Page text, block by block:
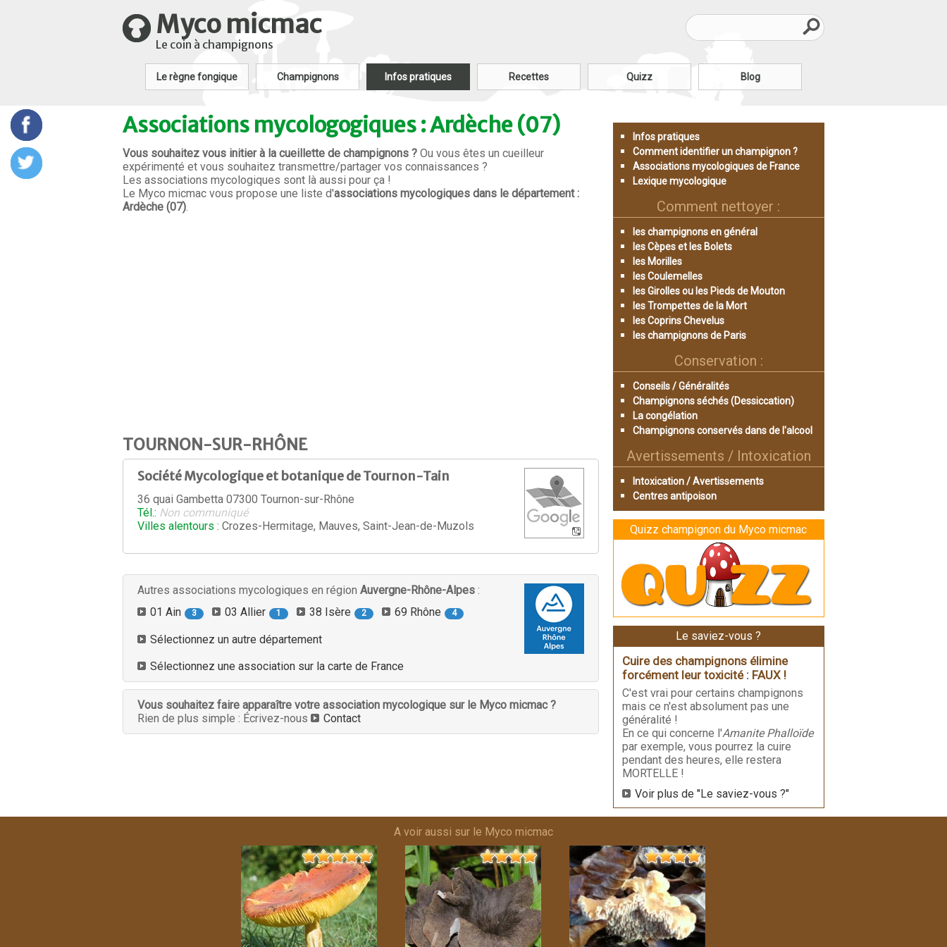
Myco micmac
Le coin à champignons
Le règne fongique Champignons Infos pratiques Recettes Quizz Blog
Associations mycologogiques : Ardèche (07)
Vous souhaitez vous initier à la cueillette de champignons ?Ou vous êtes un cueilleur
expérimenté et vous souhaitez transmettre/partager vos connaissances ?
Les associations mycologiques sont là aussi pour ça !
Le Myco micmac vous propose une liste d'associations mycologiques dans le département :
Ardèche (07).
TOURNON-SUR-RHÔNE
Société Mycologique et botanique de Tournon-Tain
36 quai Gambetta 07300 Tournon-sur-Rhône
Tél.: Non communiqué
Villes alentours : Crozes-Hermitage, Mauves, Saint-Jean-de-Muzols
Autres associations mycologiques en région Auvergne-Rhône-Alpes:
01 Ain
3 03 Allier 1 38 Isère 2 69 Rhône 4
Sélectionnez un autre département
Sélectionnez une association sur la carte de France
Vous souhaitez faire apparaître votre association mycologique sur le Myco micmac ?
Rien de plus simple : Écrivez-nous
Contact
Infos pratiques
Comment identifier un champignon ?
Associations mycologiques de France
Lexique mycologique
Comment nettoyer :
les champignons en général
les Cèpes et les Bolets
les Morilles
les Coulemelles
les Girolles ou les Pieds de Mouton
les Trompettes de la Mort
les Coprins Chevelus
les champignons de Paris
Conservation :
Conseils / Généralités
Champignons séchés (Dessiccation)
La congélation
Champignons conservés dans de l'alcool
Avertissements / Intoxication
Intoxication / Avertissements
Centres antipoison
Quizz champignon du Myco micmac
Le saviez-vous ?
Cuire des champignons élimine
forcément leur toxicité : FAUX !
C'est vrai pour certains champignons
mais ce n'est absolument pas une
généralité !
En ce qui concerne l'Amanite Phalloïde
par exemple, vous pourrez la cuire
pendant des heures, elle restera
MORTELLE !
Voir plus de "Le saviez-vous ?"
A voir aussi sur le Myco micmac